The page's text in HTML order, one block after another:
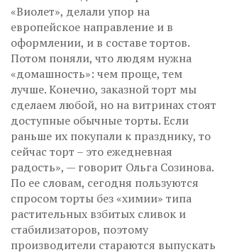
«Виолет», делали упор на
европейское направление и в
оформлении, и в составе тортов.
Потом поняли, что людям нужна
«домашность»: чем проще, тем
лучше. Конечно, заказной торт мы
сделаем любой, но на витринах стоят
доступные обычные торты. Если
раньше их покупали к празднику, то
сейчас торт – это ежедневная
радость», — говорит Ольга Созинова.
По ее словам, сегодня пользуются
спросом торты без «химии» типа
растительных взбитых сливок и
стабилизаторов, поэтому
производители стараются выпускать